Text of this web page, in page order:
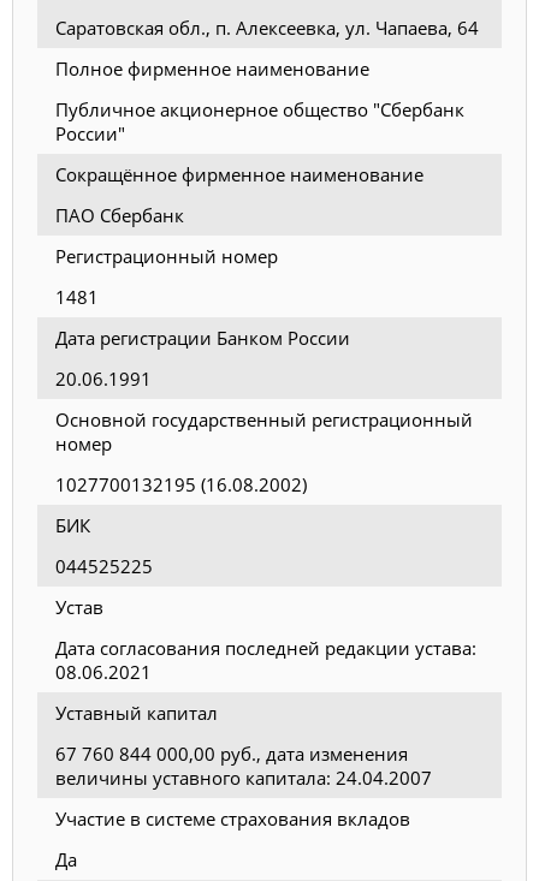
Саратовская обл., п. Алексеевка, ул. Чапаева, 64
Полное фирменное наименование
Публичное акционерное общество "Сбербанк
России"
Сокращённое фирменное наименование
ПАО Сбербанк
Регистрационный номер
1481
Дата регистрации Банком России
20.06.1991
Основной государственный регистрационный
номер
1027700132195 (16.08.2002)
БИК
044525225
Устав
Дата согласования последней редакции устава:
08.06.2021
Уставный капитал
67 760 844 000,00 руб., дата изменения
величины уставного капитала: 24.04.2007
Участие в системе страхования вкладов
Да